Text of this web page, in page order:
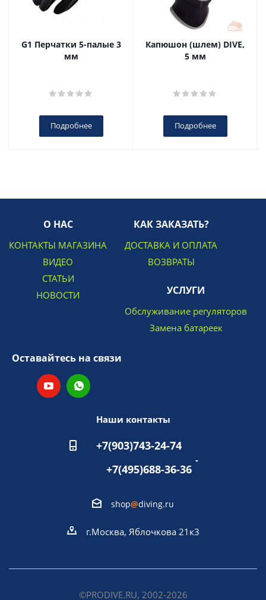
G1 Перчатки 5-палые 3
мм
Подробнее
Капюшон (шлем) DIVE,
5 мм
Подробнее
О НАС
КОНТАКТЫ МАГАЗИНА
ВИДЕО
СТАТЬИ
НОВОСТИ
КАК ЗАКАЗАТЬ?
ДОСТАВКА И ОПЛАТА
ВОЗВРАТЫ
УСЛУГИ
Обслуживание регуляторов
Замена батареек
Оставайтесь на связи
Наши контакты
+7(903)743-24-74
+7(495)688-36-36
shop@diving.ru
г.Москва, Яблочкова 21к3
©PRODIVE.RU, 2002-2026